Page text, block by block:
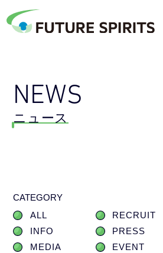
NEWS
ニュース
CATEGORY
ALL
RECRUIT
INFO
PRESS
MEDIA
EVENT